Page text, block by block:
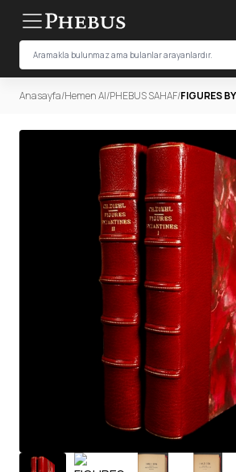
Anasayfa/Hemen Al/PHEBUS SAHAF/FIGURES